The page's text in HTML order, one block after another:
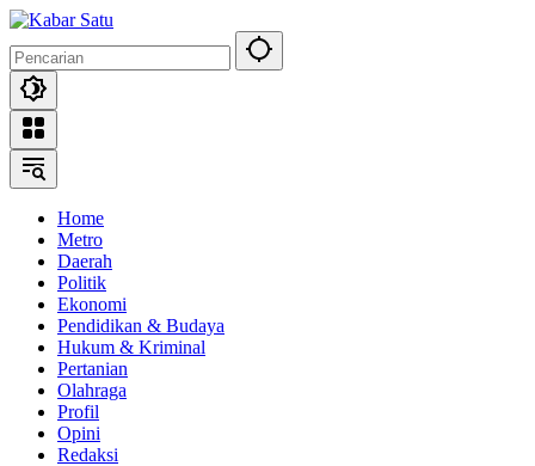
Langsung
konten
Home
Metro
Daerah
Politik
Ekonomi
Pendidikan & Budaya
Hukum & Kriminal
Pertanian
Olahraga
Profil
Opini
Redaksi